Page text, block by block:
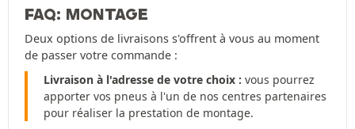
FAQ: MONTAGE
Deux options de livraisons s'offrent à vous au moment
de passer votre commande :
Livraison à l'adresse de votre choix : vous pourrez
apporter vos pneus à l'un de nos centres partenaires
pour réaliser la prestation de montage.